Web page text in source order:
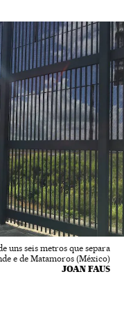
uns seis metros que separa
e de Matamoros (México)
JOAN FAUS